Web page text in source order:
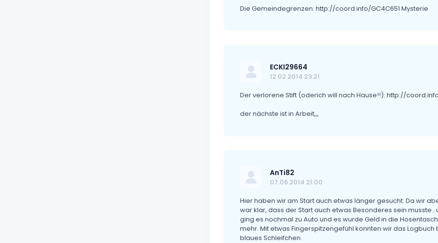
Die Gemeindegrenzen: http://coord.info/GC4C651 Mysterie
ECKI29664
12.02.2014 23:21
Der verlorene Stift (oderich will nach Hause!!): http://
der nächste ist in Arbeit,,,
AnTi82
07.06.2014 21:00
Hier haben wir am Start auch etwas länger gesucht. Da wir
war klar, dass der Start auch etwas Besonderes sein
ging es nochmal zu Auto und es wurde Geld in die
mehr. Mit etwas Fingerspitzengefühl konnten wir das
blaues Schleifchen.